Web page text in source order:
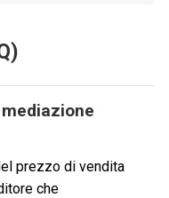
prezzo di vendita
che